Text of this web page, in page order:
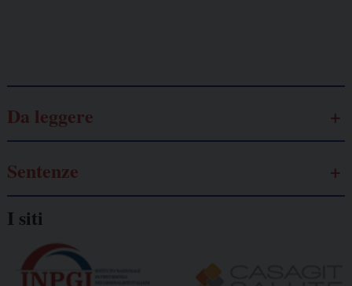
Da leggere
Sentenze
I siti